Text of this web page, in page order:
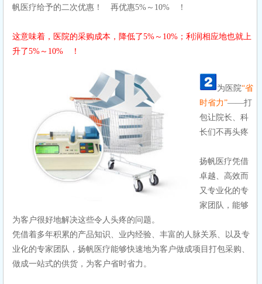
帆医疗给予的二次优惠！ 再优惠5%～10% ！
这意味着，医院的采购成本，降低了5%～10%；利润相应地也就上
升了5%～10% ！
为医院“省
时省力”——打
包让院长、科
长们不再头疼
扬帆医疗凭借
卓越、高效而
又专业化的专
家团队，能够
为客户很好地解决这些令人头疼的问题。
凭借着多年积累的产品知识、业内经验、丰富的人脉关系、以及专
业化的专家团队，扬帆医疗能够快速地为客户做成项目打包采购、
做成一站式的供货，为客户省时省力。